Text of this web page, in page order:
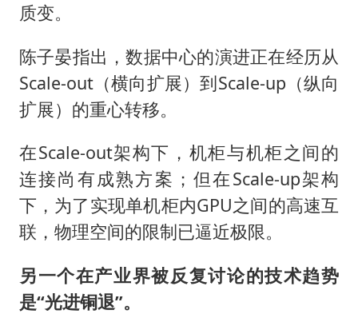
质变。
陈子晏指出，数据中心的演进正在经历从
Scale-out（横向扩展）到Scale-up（纵向
扩展）的重心转移。
在Scale-out架构下，机柜与机柜之间的
连接尚有成熟方案；但在Scale-up架构
下，为了实现单机柜内GPU之间的高速互
联，物理空间的限制已逼近极限。
另一个在产业界被反复讨论的技术趋势
是“光进铜退”。